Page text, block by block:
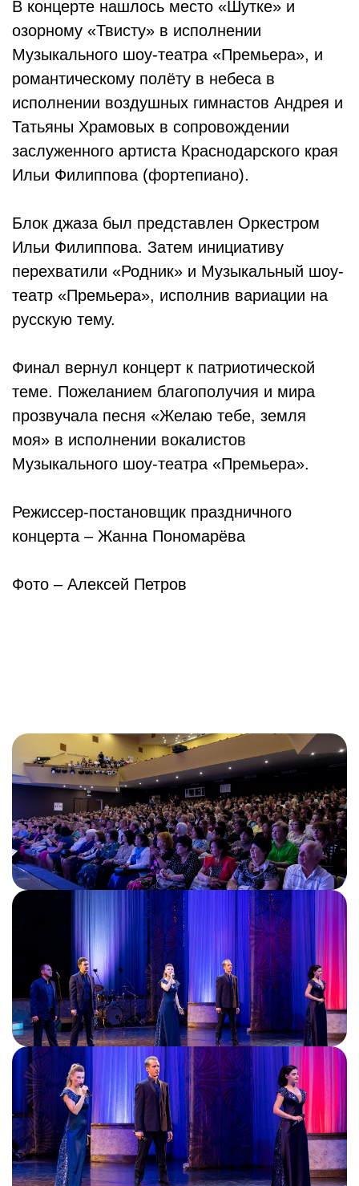
В концерте нашлось место «Шутке» и
озорному «Твисту» в исполнении
Музыкального шоу-театра «Премьера», и
романтическому полёту в небеса в
исполнении воздушных гимнастов Андрея и
Татьяны Храмовых в сопровождении
заслуженного артиста Краснодарского края
Ильи Филиппова (фортепиано).
Блок джаза был представлен Оркестром
Ильи Филиппова. Затем инициативу
перехватили «Родник» и Музыкальный шоу-
театр «Премьера», исполнив вариации на
русскую тему.
Финал вернул концерт к патриотической
теме. Пожеланием благополучия и мира
прозвучала песня «Желаю тебе, земля
моя» в исполнении вокалистов
Музыкального шоу-театра «Премьера».
Режиссер-постановщик праздничного
концерта – Жанна Пономарёва
Фото – Алексей Петров